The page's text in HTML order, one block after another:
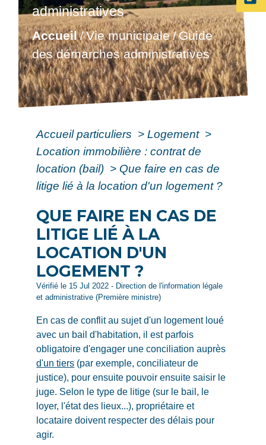
administratives
Accueil/Vie municipale/Guide
des démarches administratives
Accueil particuliers > Logement >
Location immobilière : contrat de
location (bail) > Que faire en cas de
litige lié à la location d'un logement ?
QUE FAIRE EN CAS DE
LITIGE LIÉ À LA
LOCATION D'UN
LOGEMENT ?
Vérifié le 15 Jul 2022 - Direction de l'information légale
et administrative (Première ministre)
En cas de conflit au sujet d'un logement loué
avec un bail d'habitation, il est parfois
obligatoire d'engager une conciliation auprès
d'un tiers (par exemple, conciliateur de
justice), pour ensuite pouvoir ensuite saisir le
juge. Selon le type de litige (sur le bail, le
loyer, l'état des lieux...), propriétaire et
locataire doivent respecter des délais pour
agir.